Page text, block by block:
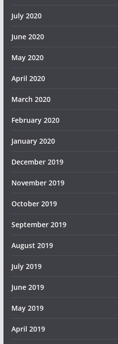
July 2020
June 2020
May 2020
April 2020
March 2020
February 2020
January 2020
December 2019
November 2019
October 2019
September 2019
August 2019
July 2019
June 2019
May 2019
April 2019